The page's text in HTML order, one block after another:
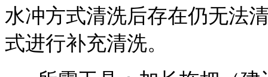
水冲方式清洗后存在仍无法
式进行补充清洗。